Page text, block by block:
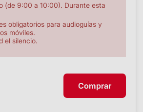
(de 9:00 a 10:00). Durante esta
obligatorios para audioguías y
móviles.
el silencio.
Comprar